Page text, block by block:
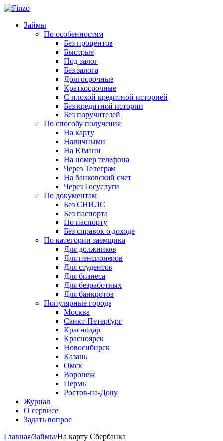
Займы
По особенностям
Без процентов
Быстрые
Под залог
Без залога
Долгосрочные
Краткосрочные
С плохой кредитной историей
Без кредитной истории
Без поручителей
По способу получения
На карту
Наличными
На Юмани
На номер телефона
Через Телеграм
На банковский счет
Через Госуслуги
По документам
Без СНИЛС
Без паспорта
По паспорту
Без справок о доходе
По категории заемщика
Для должников
Для пенсионеров
Для студентов
Для бизнеса
Для безработных
Для банкротов
Популярные города
Москва
Санкт-Петербург
Краснодар
Красноярск
Новосибирск
Казань
Омск
Воронеж
Пермь
Ростов-на-Дону
Журнал
О сервисе
Задать вопрос
Главная/Займы/На карту Сбербанка